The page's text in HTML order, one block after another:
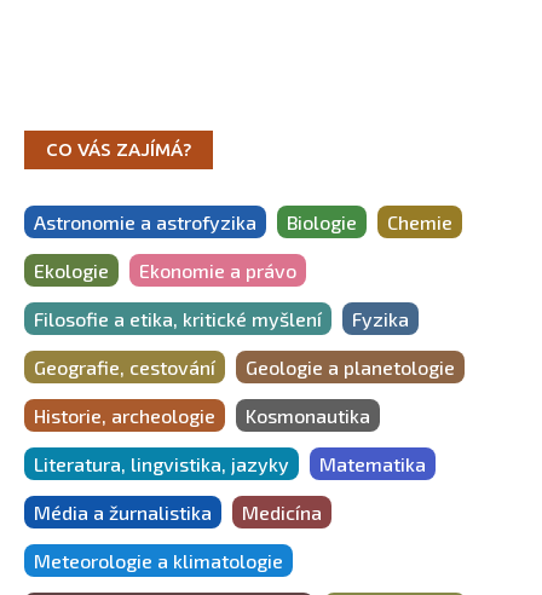
CO VÁS ZAJÍMÁ?
Astronomie a astrofyzika Biologie Chemie
Ekologie Ekonomie a právo
Filosofie a etika, kritické myšlení Fyzika
Geografie, cestování Geologie a planetologie
Historie, archeologie Kosmonautika
Literatura, lingvistika, jazyky Matematika
Média a žurnalistika Medicína
Meteorologie a klimatologie